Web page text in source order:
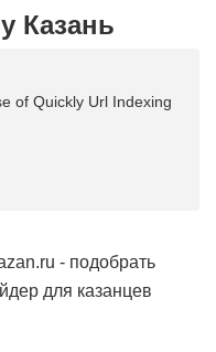
Казань
of Quickly Url Indexing
- подобрать
для казанцев